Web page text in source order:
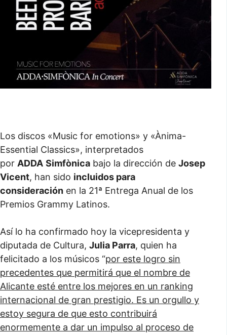
Los discos «Music for emotions» y «Ànima-
Essential Classics», interpretados
por ADDA Simfònica bajo la dirección de Josep
Vicent, han sido incluidos para
consideración en la 21ª Entrega Anual de los
Premios Grammy Latinos.
Así lo ha confirmado hoy la vicepresidenta y
diputada de Cultura, Julia Parra, quien ha
felicitado a los músicos “por este logro sin
precedentes que permitirá que el nombre de
Alicante esté entre los mejores en un ranking
internacional de gran prestigio. Es un orgullo y
estoy segura de que esto contribuirá
enormemente a dar un impulso al proceso de